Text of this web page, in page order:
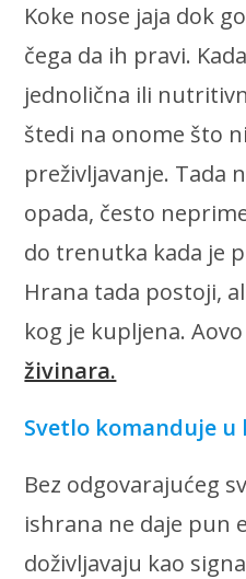
Koke nose jaja dok
čega da ih pravi.
jednolična ili
štedi na onome što
preživljavanje. Tada
opada, često
do trenutka kada je
Hrana tada postoji,
kog je kupljena.
živinara.
Svetlo komanduje u
Bez odgovarajućeg
ishrana ne daje pun
doživljavaju kao